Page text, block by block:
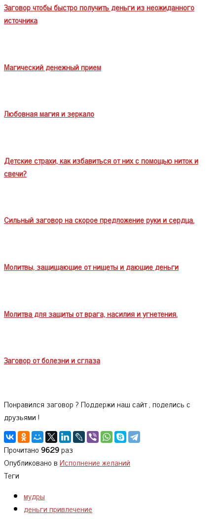
Заговор чтобы быстро получить деньги из неожиданного
источника
Магический денежный прием
Любовная магия и зеркало
Детские страхи, как избавиться от них с помощью ниток и
свечи?
Сильный заговор на скорое предложение руки и сердца.
Молитвы, защищающие от нищеты и дающие деньги
Молитва для защиты от врага, насилия и угнетения.
Заговор от болезни и сглаза
Понравился заговор ? Поддержи наш сайт , поделись с
друзьями !
Прочитано 9629раз
Опубликовано вИсполнение желаний
Теги
мудры
деньги привлечение